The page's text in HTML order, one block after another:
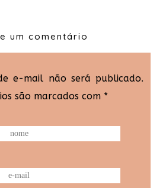
um comentário
e-mail não será publicado.
são marcados com *